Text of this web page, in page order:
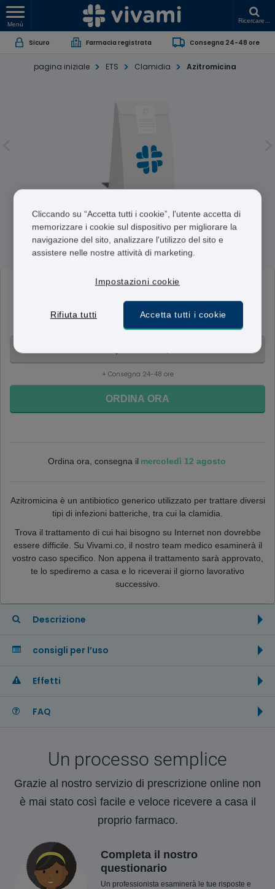
Menù
Ricercare...
Sicuro Farmacia registrata Consegna 24-48 ore
pagina iniziale ETS Clamidia Azitromicina
Azitromicina
Azithromycin
500mg
Trattamento di 3 giorni per la clamidia
+ Consegna 24-48 ore
ORDINA ORA
Ordina ora, consegna il mercoledì 12 agosto
Azitromicina è un antibiotico generico utilizzato per trattare diversi
tipi di infezioni batteriche, tra cui la clamidia.
Trova il trattamento di cui hai bisogno su Internet non dovrebbe
essere difficile. Su Vivami.co, il nostro team medico esaminerà il
vostro caso specifico. Non appena il trattamento sarà approvato,
te lo spediremo a casa e lo riceverai il giorno lavorativo
successivo.
Descrizione
consigli per l’uso
Effetti
FAQ
Un processo semplice
Grazie al nostro servizio di prescrizione online non
è mai stato così facile e veloce ricevere a casa il
proprio farmaco.
Completa il nostro
questionario
Un professionista esaminerà le tue risposte e
Cliccando su “Accetta tutti i cookie”, l'utente accetta di
memorizzare i cookie sul dispositivo per migliorare la
navigazione del sito, analizzare l'utilizzo del sito e
assistere nelle nostre attività di marketing.
Impostazioni cookie
Rifiuta tutti Accetta tutti i cookie